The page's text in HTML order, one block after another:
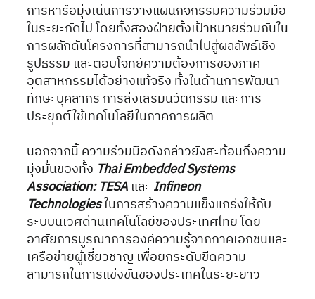
การหารือมุ่งเน้นการวางแผนกิจกรรมความร่วมมือ
ในระยะถัดไป โดยทั้งสองฝ่ายตั้งเป้าหมายร่วมกันใน
การผลักดันโครงการที่สามารถนำไปสู่ผลลัพธ์เชิง
รูปธรรม และตอบโจทย์ความต้องการของภาค
อุตสาหกรรมได้อย่างแท้จริง ทั้งในด้านการพัฒนา
ทักษะบุคลากร การส่งเสริมนวัตกรรม และการ
ประยุกต์ใช้เทคโนโลยีในภาคการผลิต
นอกจากนี้ ความร่วมมือดังกล่าวยังสะท้อนถึงความ
มุ่งมั่นของทั้ง Thai Embedded Systems
Association: TESA และ Infineon
Technologies ในการสร้างความแข็งแกร่งให้กับ
ระบบนิเวศด้านเทคโนโลยีของประเทศไทย โดย
อาศัยการบูรณาการองค์ความรู้จากภาคเอกชนและ
เครือข่ายผู้เชี่ยวชาญ เพื่อยกระดับขีดความ
สามารถในการแข่งขันของประเทศในระยะยาว